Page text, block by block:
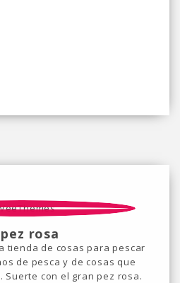
rosa
tienda de cosas para pescar
de pesca y de cosas que
Suerte con el gran pez rosa.